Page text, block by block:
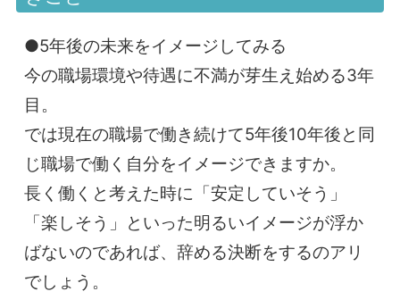
●5年後の未来をイメージしてみる
今の職場環境や待遇に不満が芽生え始める3年
目。
では現在の職場で働き続けて5年後10年後と同
じ職場で働く自分をイメージできますか。
長く働くと考えた時に「安定していそう」
「楽しそう」といった明るいイメージが浮か
ばないのであれば、辞める決断をするのアリ
でしょう。